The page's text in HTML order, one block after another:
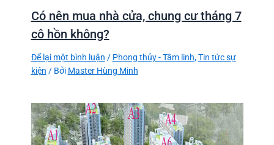
Có nên mua nhà cửa, chung cư tháng 7
cô hồn không?
Để lại một bình luận / Phong thủy - Tâm linh,Tin tức sự
kiện / Bởi Master Hùng Minh